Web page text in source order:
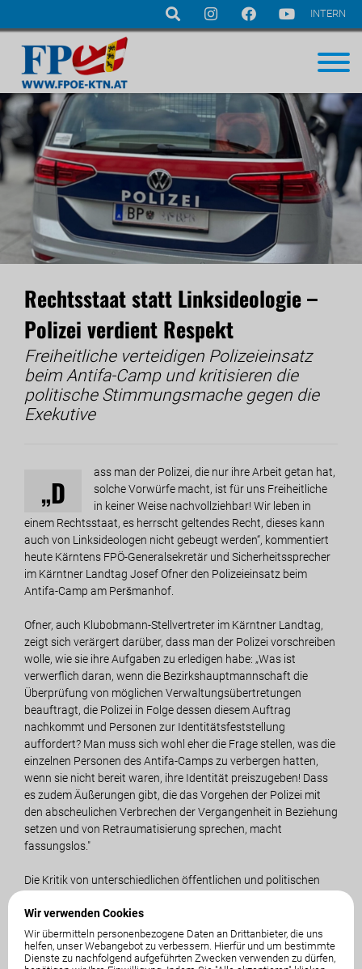
Navigation
überspringen
Wir verwenden Cookies
Wir übermitteln personenbezogene Daten an Drittanbieter, die uns
helfen, unser Webangebot zu verbessern. Hierfür und um bestimmte
Dienste zu nachfolgend aufgeführten Zwecken verwenden zu dürfen,
INTERN
Rechtsstaat statt Linksideologie –
Polizei verdient Respekt
Freiheitliche verteidigen Polizeieinsatz
beim Antifa-Camp und kritisieren die
politische Stimmungsmache gegen die
Exekutive
„D
ass man der Polizei, die nur ihre Arbeit getan hat,
solche Vorwürfe macht, ist für uns Freiheitliche
in keiner Weise nachvollziehbar! Wir leben in
einem Rechtsstaat, es herrscht geltendes Recht, dieses kann
auch von Linksideologen nicht gebeugt werden“, kommentiert
heute Kärntens FPÖ-Generalsekretär und Sicherheitssprecher
im Kärntner Landtag Josef Ofner den Polizeieinsatz beim
Antifa-Camp am Peršmanhof.
Ofner, auch Klubobmann-Stellvertreter im Kärntner Landtag,
zeigt sich verärgert darüber, dass man der Polizei vorschreiben
wolle, wie sie ihre Aufgaben zu erledigen habe: „Was ist
verwerflich daran, wenn die Bezirkshauptmannschaft die
Überprüfung von möglichen Verwaltungsübertretungen
beauftragt, die Polizei in Folge dessen diesem Auftrag
nachkommt und Personen zur Identitätsfeststellung
auffordert? Man muss sich wohl eher die Frage stellen, was die
einzelnen Personen des Antifa-Camps zu verbergen hatten,
wenn sie nicht bereit waren, ihre Identität preiszugeben! Dass
es zudem Äußerungen gibt, die das Vorgehen der Polizei mit
den abscheulichen Verbrechen der Vergangenheit in Beziehung
setzen und von Retraumatisierung sprechen, macht
fassungslos."
Die Kritik von unterschiedlichen öffentlichen und politischen
sauer auf: „Ich frage mich wirklich, wo aus Sicht der extremen
Linksideologen hier das Unrecht durch die Exekutive begangen
wurde? Das eigentliche Unrecht ist, dass von den Camp-
Teilnehmern, wie medial kolportiert, Widerstand gegen die